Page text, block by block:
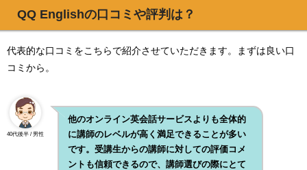
QQ Englishの口コミや評判は？
代表的な口コミをこちらで紹介させていただきます。まずは良い口
コミから。
40代後半 / 男性
他のオンライン英会話サービスよりも全体的
に講師のレベルが高く満足できることが多い
です。受講生からの講師に対しての評価コメ
ントも信頼できるので、講師選びの際にとて